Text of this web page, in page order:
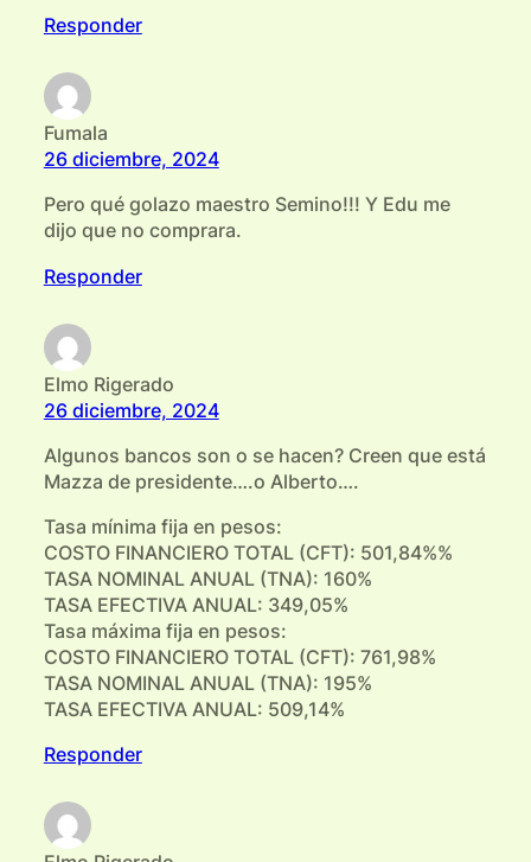
Responder
Fumala
26 diciembre, 2024
Pero qué golazo maestro Semino!!! Y Edu me
dijo que no comprara.
Responder
Elmo Rigerado
26 diciembre, 2024
Algunos bancos son o se hacen? Creen que está
Mazza de presidente….o Alberto….
Tasa mínima fija en pesos:
COSTO FINANCIERO TOTAL (CFT): 501,84%%
TASA NOMINAL ANUAL (TNA): 160%
TASA EFECTIVA ANUAL: 349,05%
Tasa máxima fija en pesos:
COSTO FINANCIERO TOTAL (CFT): 761,98%
TASA NOMINAL ANUAL (TNA): 195%
TASA EFECTIVA ANUAL: 509,14%
Responder